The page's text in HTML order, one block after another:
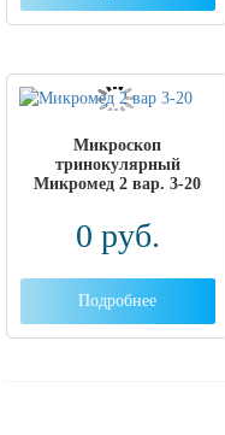
Микроскоп
тринокулярный
Микромед 2 вар. 3-20
0 руб.
Подробнее